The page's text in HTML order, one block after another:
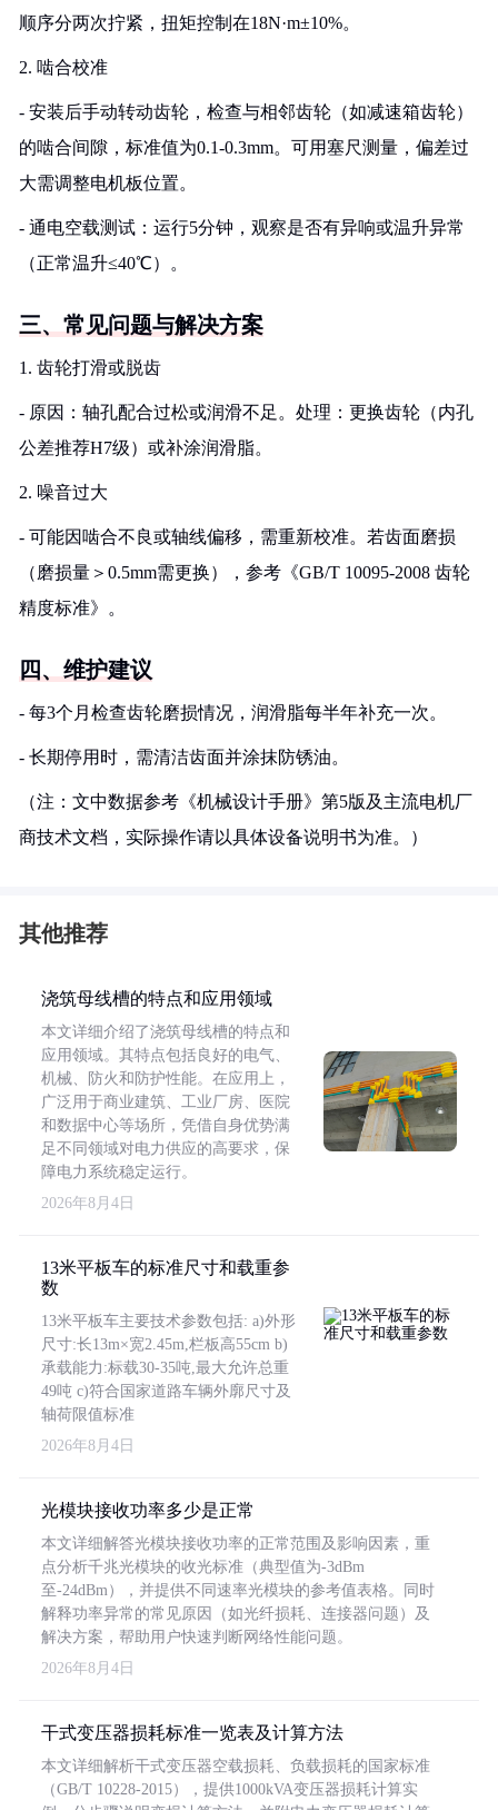
顺序分两次拧紧，扭矩控制在18N·m±10%。
2. 啮合校准
- 安装后手动转动齿轮，检查与相邻齿轮（如减速箱齿轮）
的啮合间隙，标准值为0.1-0.3mm。可用塞尺测量，偏差过
大需调整电机板位置。
- 通电空载测试：运行5分钟，观察是否有异响或温升异常
（正常温升≤40℃）。
三、常见问题与解决方案
1. 齿轮打滑或脱齿
- 原因：轴孔配合过松或润滑不足。处理：更换齿轮（内孔
公差推荐H7级）或补涂润滑脂。
2. 噪音过大
- 可能因啮合不良或轴线偏移，需重新校准。若齿面磨损
（磨损量＞0.5mm需更换），参考《GB/T 10095-2008 齿轮
精度标准》。
四、维护建议
- 每3个月检查齿轮磨损情况，润滑脂每半年补充一次。
- 长期停用时，需清洁齿面并涂抹防锈油。
（注：文中数据参考《机械设计手册》第5版及主流电机厂
商技术文档，实际操作请以具体设备说明书为准。）
其他推荐
浇筑母线槽的特点和应用领域
本文详细介绍了浇筑母线槽的特点和
应用领域。其特点包括良好的电气、
机械、防火和防护性能。在应用上，
广泛用于商业建筑、工业厂房、医院
和数据中心等场所，凭借自身优势满
足不同领域对电力供应的高要求，保
障电力系统稳定运行。
2026年8月4日
13米平板车的标准尺寸和载重参
数
13米平板车主要技术参数包括: a)外形
尺寸:长13m×宽2.45m,栏板高55cm b)
承载能力:标载30-35吨,最大允许总重
49吨 c)符合国家道路车辆外廓尺寸及
轴荷限值标准
2026年8月4日
光模块接收功率多少是正常
本文详细解答光模块接收功率的正常范围及影响因素，重
点分析千兆光模块的收光标准（典型值为-3dBm
至-24dBm），并提供不同速率光模块的参考值表格。同时
解释功率异常的常见原因（如光纤损耗、连接器问题）及
解决方案，帮助用户快速判断网络性能问题。
2026年8月4日
干式变压器损耗标准一览表及计算方法
本文详细解析干式变压器空载损耗、负载损耗的国家标准
（GB/T 10228-2015），提供1000kVA变压器损耗计算实